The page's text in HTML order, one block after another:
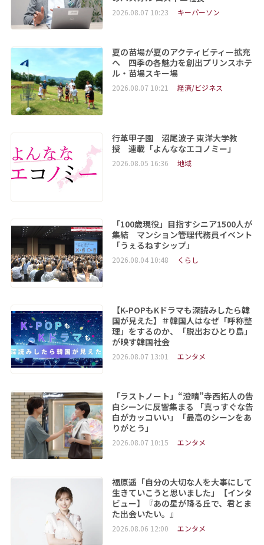
2026.08.07 10:23 キーパーソン
夏の苗場が夏のアクティビティー拡充
へ 四季の各魅力を創出プリンスホテ
ル・苗場スキー場
2026.08.07 10:21 経済/ビジネス
行革甲子園 沼尾波子 東洋大学教
授 連載「よんななエコノミー」
2026.08.05 16:36 地域
「100歳現役」目指すシニア1500人が
集結 マンション管理代務員イベント
「うぇるねすシップ」
2026.08.04 10:48 くらし
【K-POPもKドラマも深読みしたら韓
国が見えた】＃韓国人はなぜ「呼称整
理」をするのか、「脱出おひとり島」
が映す韓国社会
2026.08.07 13:01 エンタメ
「ラストノート」“澄晴”寺西拓人の告
白シーンに反響集まる 「真っすぐな告
白がカッコいい」「最高のシーンをあ
りがとう」
2026.08.07 10:15 エンタメ
福原遥「自分の大切な人を大事にして
生きていこうと思いました」【インタ
ビュー】『あの星が降る丘で、君とま
た出会いたい。』
2026.08.06 12:00 エンタメ